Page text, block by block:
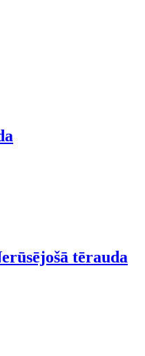
tērauda